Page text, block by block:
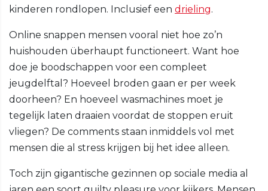
kinderen rondlopen. Inclusief een drieling.
Online snappen mensen vooral niet hoe zo’n
huishouden überhaupt functioneert. Want hoe
doe je boodschappen voor een compleet
jeugdelftal? Hoeveel broden gaan er per week
doorheen? En hoeveel wasmachines moet je
tegelijk laten draaien voordat de stoppen eruit
vliegen? De comments staan inmiddels vol met
mensen die al stress krijgen bij het idee alleen.
Toch zijn gigantische gezinnen op sociale media al